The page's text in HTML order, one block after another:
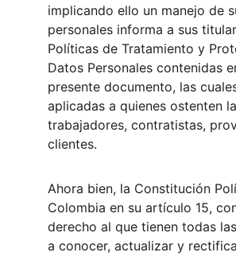
implicando ello un manejo de
personales informa a sus
Políticas de Tratamiento y
Datos Personales contenidas
presente documento, las
aplicadas a quienes ostenten
trabajadores, contratistas,
clientes.
Ahora bien, la Constitución
Colombia en su artículo 15,
derecho al que tienen todas
a conocer, actualizar y